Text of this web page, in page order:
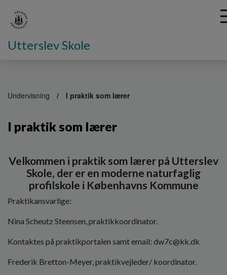
Utterslev Skole
Undervisning I praktik som lærer
I praktik som lærer
Velkommen i praktik som lærer på Utterslev
Skole, der er en moderne naturfaglig
profilskole i Københavns Kommune
Praktikansvarlige:
Nina Scheutz Steensen, praktikkoordinator.
Kontaktes på praktikportalen samt email: dw7c@kk.dk
Frederik Bretton-Meyer, praktikvejleder/ koordinator.